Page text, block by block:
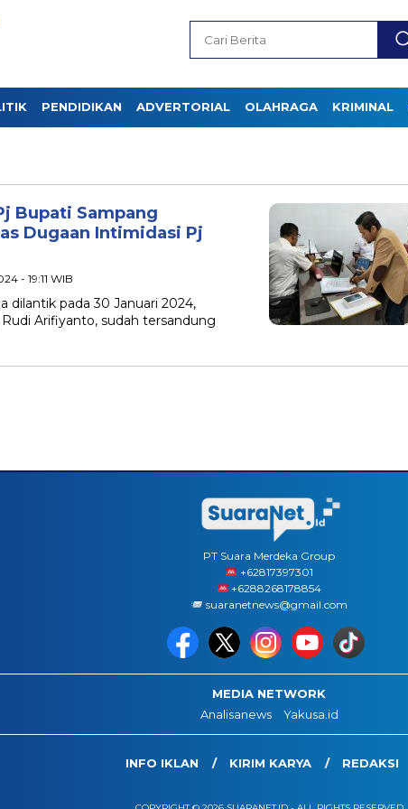
PENDIDIKAN ADVERTORIAL OLAHRAGA KRIMINAL
Bupati Sampang
Dugaan Intimidasi Pj
- 19:11 WIB
dilantik pada 30 Januari 2024,
Arifiyanto, sudah tersandung
PT Suara Merdeka Group
‪+62817397301
+6288268178854
suaranetnews@gmail.com
MEDIA NETWORK
Analisanews
Yakusa.id
INFO IKLAN KIRIM KARYA REDAKSI